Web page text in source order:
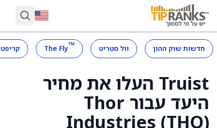
חדשות שוק ההון וול סטריט ™
The Fly
Truist העלו את מחיר
היעד עבור Thor
Industries (THO)